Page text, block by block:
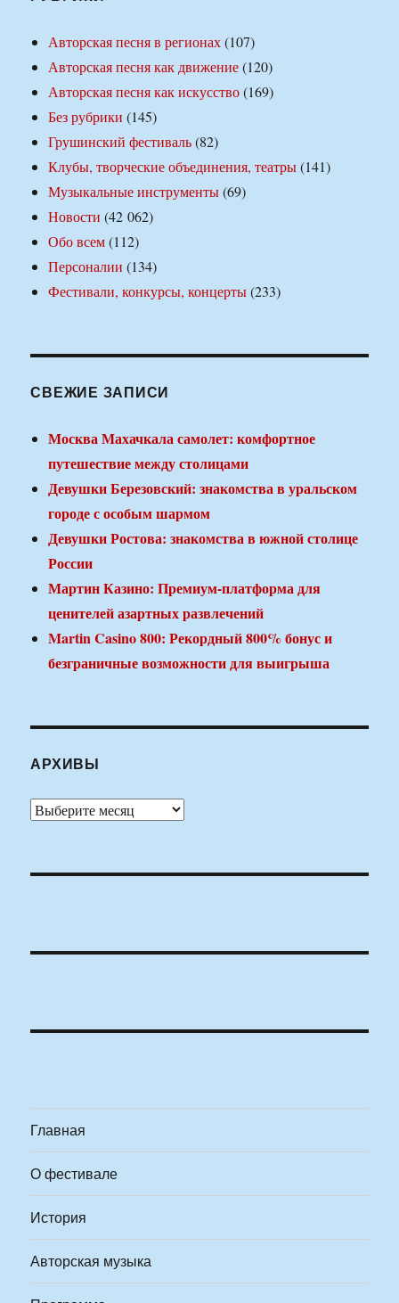
Авторская песня в регионах(107)
Авторская песня как движение(120)
Авторская песня как искусство(169)
Без рубрики (145)
Грушинский фестиваль(82)
Клубы, творческие объединения, театры(141)
Музыкальные инструменты(69)
Новости (42 062)
Обо всем(112)
Персоналии (134)
Фестивали, конкурсы, концерты(233)
СВЕЖИЕ ЗАПИСИ
Москва Махачкала самолет: комфортное
путешествие между столицами
Девушки Березовский: знакомства в уральском
городе с особым шармом
Девушки Ростова: знакомства в южной столице
России
Мартин Казино: Премиум-платформа для
ценителей азартных развлечений
Martin Casino 800: Рекордный 800% бонус и
безграничные возможности для выигрыша
АРХИВЫ
Архивы
Главная
О фестивале
История
Авторская музыка